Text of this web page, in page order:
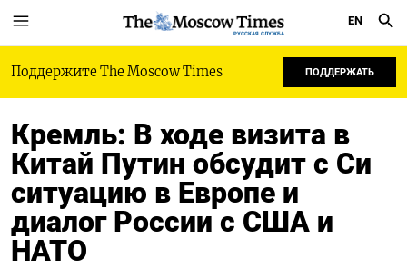
РУССКАЯ СЛУЖБА
EN
Поддержите The Moscow Times ПОДДЕРЖАТЬ
Кремль: В ходе визита в
Китай Путин обсудит с Си
ситуацию в Европе и
диалог России с США и
НАТО